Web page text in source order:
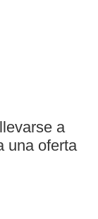
a
una oferta